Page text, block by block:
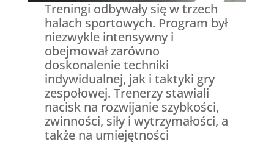
Treningi odbywały się w trzech
halach sportowych. Program był
niezwykle intensywny i
obejmował zarówno
doskonalenie techniki
indywidualnej, jak i taktyki gry
zespołowej. Trenerzy stawiali
nacisk na rozwijanie szybkości,
zwinności, siły i wytrzymałości, a
także na umiejętności